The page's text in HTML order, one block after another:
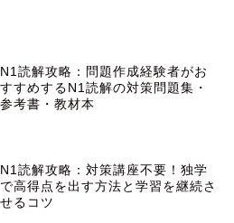
N1読解攻略：問題作成経験者がお
すすめするN1読解の対策問題集・
参考書・教材本
N1読解攻略：対策講座不要！独学
で高得点を出す方法と学習を継続さ
せるコツ